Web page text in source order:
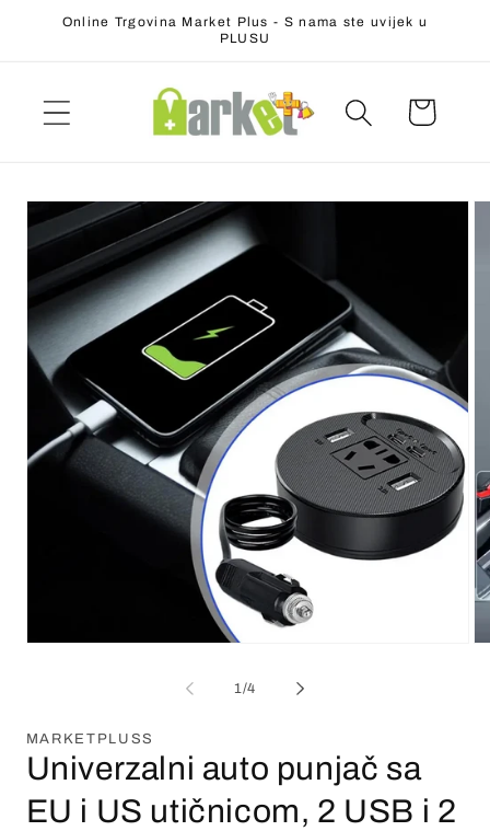
naOnline Trgovina Market Plus - S nama ste uvijek u
PLUSU
na
informacije
o
proizvodu
1/4
MARKETPLUSS
Univerzalni auto punjač sa
EU i US utičnicom, 2 USB i 2